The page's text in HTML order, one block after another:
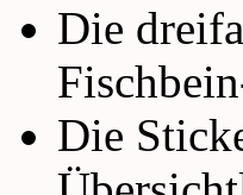
Die
Die